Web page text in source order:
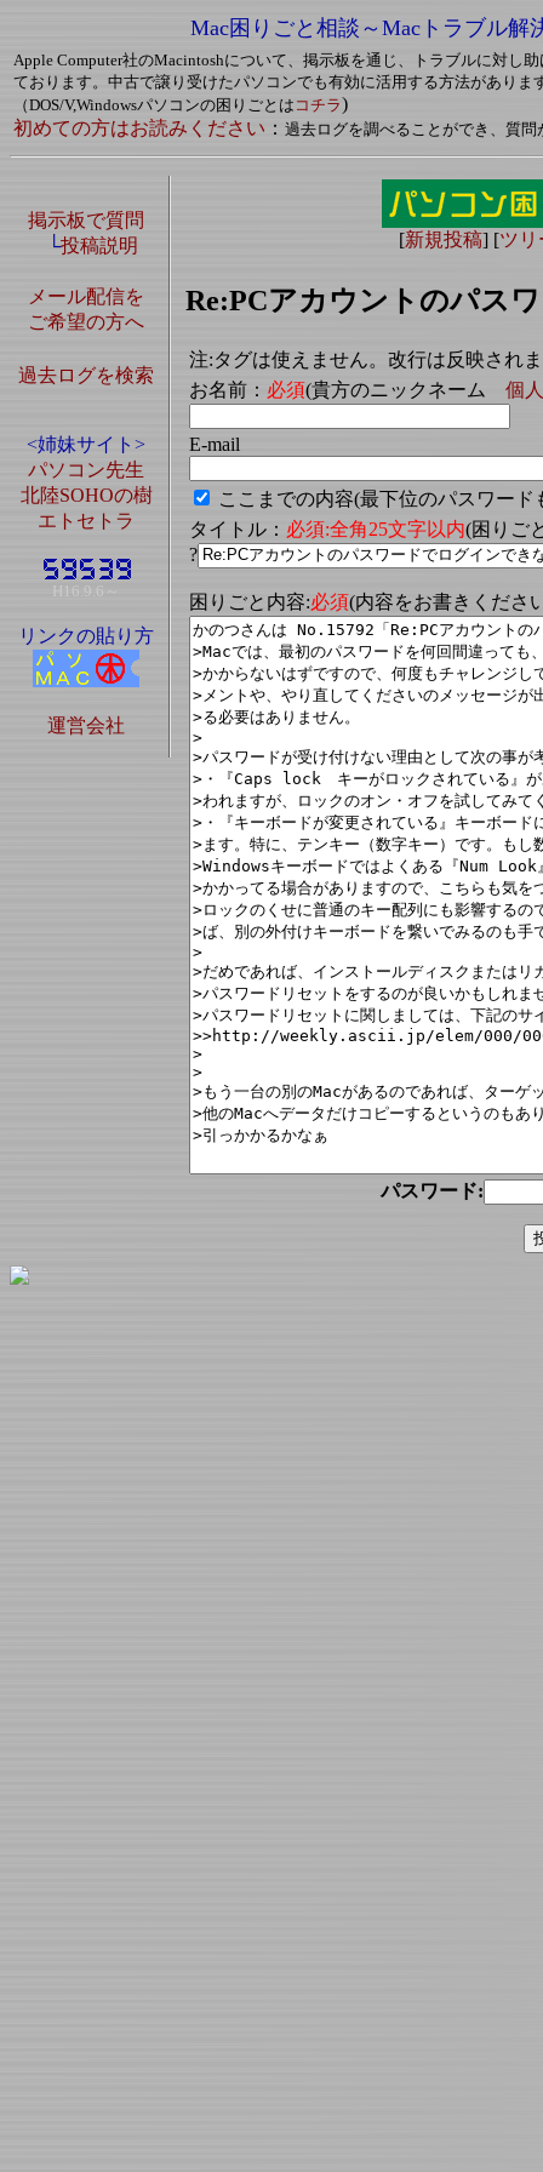
Mac困りごと相談～Macトラブル解
Apple Computer社のMacintoshについて、掲示板を通じ、トラブルに対し
ております。中古で譲り受けたパソコンでも有効に活用する方法がありま
（DOS/V,Windowsパソコンの困りごとは コチラ)
初めての方はお読みください ： 過去ログを調べることができ、質問
[新規投稿] [ツリ
Re:PCアカウントのパス
注:タグは使えません。改行は反映され
お名前： 必須(貴方のニックネーム 個
E-mail
ここまでの内容(最下位のパスワー
タイトル： 必須:全角25文字以内(困りご
?
困りごと内容:必須(内容をお書きくださ
パスワード:
掲示板で質問
└投稿説明
メール配信を
ご希望の方へ
過去ログを検索
<姉妹サイト>
パソコン先生
北陸SOHOの樹
エトセトラ
H16.9.6～
リンクの貼り方
運営会社